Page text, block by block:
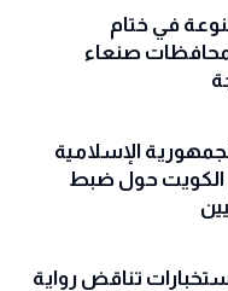
في ختام
صنعاء
الإسلامية
الكويت حول ضبط
تناقض رواية